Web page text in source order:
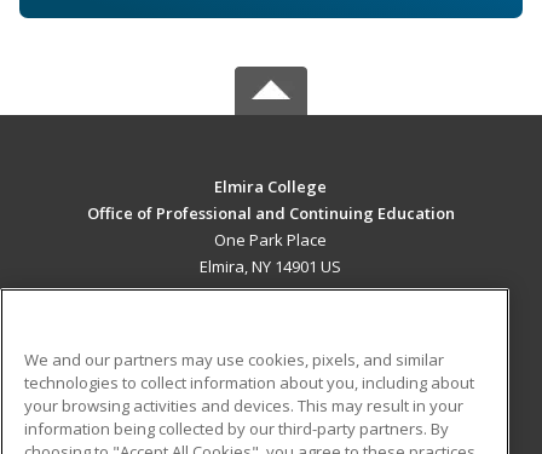
Elmira College
Office of Professional and Continuing Education
One Park Place
Elmira, NY 14901 US
ADDITIONAL RESOURCES
Military
Student Blog
We and our partners may use cookies, pixels, and similar
technologies to collect information about you, including about
your browsing activities and devices. This may result in your
information being collected by our third-party partners. By